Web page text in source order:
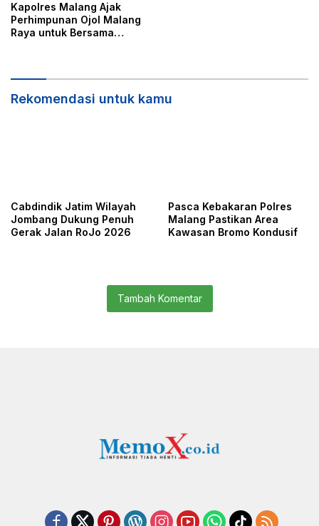
Kapolres Malang Ajak
Perhimpunan Ojol Malang
Raya untuk Bersama
Rekomendasi untuk kamu
Cabdindik Jatim Wilayah
Jombang Dukung Penuh
Gerak Jalan RoJo 2026
Pasca Kebakaran Polres
Malang Pastikan Area
Kawasan Bromo Kondusif
Tambah Komentar